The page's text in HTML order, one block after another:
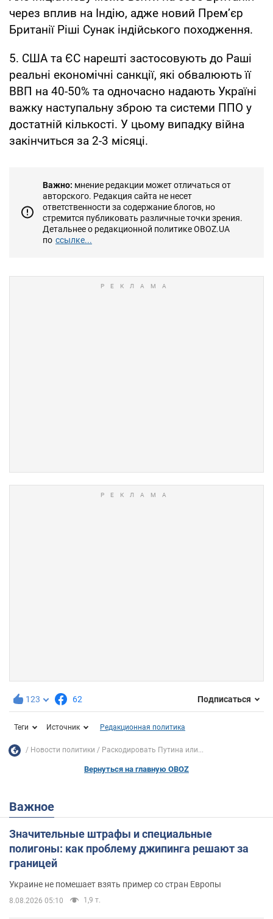
через вплив на Індію, адже новий Прем’єр
Британії Ріші Сунак індійського походження.
5. США та ЄС нарешті застосовують до Раші
реальні економічні санкції, які обвалюють її
ВВП на 40-50% та одночасно надають Україні
важку наступальну зброю та системи ППО у
достатній кількості. У цьому випадку війна
закінчиться за 2-3 місяці.
Важно: мнение редакции может отличаться от
авторского. Редакция сайта не несет
ответственности за содержание блогов, но
стремится публиковать различные точки зрения.
Детальнее о редакционной политике OBOZ.UA
по ссылке...
123 62 Подписаться
Теги Источник Редакционная политика
Новости политики Раскодировать Путина или...
Вернуться на главную OBOZ
Важное
Значительные штрафы и специальные
полигоны: как проблему джипинга решают за
границей
Украине не помешает взять пример со стран Европы
8.08.2026 05:10 1,9 т.